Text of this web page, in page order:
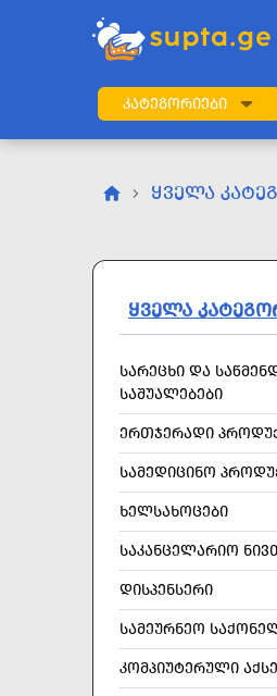
ᲙᲐᲢᲔᲒᲝᲠᲘᲔᲑᲘ
ᲧᲕᲔᲚᲐ
ᲧᲕᲔᲚᲐ
ᲡᲐᲠᲔᲪᲮᲘ ᲓᲐ
ᲡᲐᲨᲣᲐᲚᲔᲑᲔᲑᲘ
ᲔᲠᲗᲯᲔᲠᲐᲓᲘ
ᲡᲐᲛᲔᲓᲘᲪᲘᲜᲝ
ᲮᲔᲚᲡᲐᲮᲝᲪᲔᲑᲘ
ᲡᲐᲙᲐᲜᲪᲔᲚᲐᲠᲘᲝ
ᲓᲘᲡᲞᲔᲜᲡᲔᲠᲘ
ᲡᲐᲛᲔᲣᲠᲜᲔᲝ
ᲙᲝᲛᲞᲘᲣᲢᲔᲠᲣᲚᲘ